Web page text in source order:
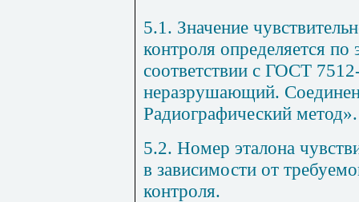
5.1. Значение
контроля определяется по
соответствии с ГОСТ
неразрушающий.
Радиографический метод».
5.2. Номер эталона
в зависимости от
контроля.